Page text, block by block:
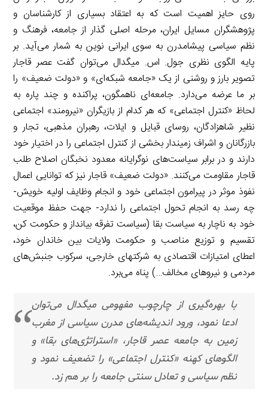
روی حایز اهمیت است که به اعتقاد بسیاری از کارشناسان و
پژوهشگران مسایل ایران، مرحله اصلی گذار از جامعه، فرهنگ و
نظم سیاسی پیشامدرن به سوی ایرانی نوین به شمار می‌آید. بر
پایه الگوی نظری جول. اس. میگدال می‌توان گفت عصر قاجار
تصویر بارز و روشنی از یک «جامعه شبکه‌ای» و «دولت ضعیف» را
بر ما عرضه می‌دارد. جامعه‌ای ناهمگون، پراکنده و چند پاره به
لحاظ «کنترل اجتماعی» که هر کدام از بازیگران «نیرومند» اجتماعی
نظیر شاهزادگان، روسای قبایل و ایلات، رهبران مذهبی، تجار و
بازرگانان و اشراف زمیندار بخشی از کنترل اجتماعی را در اختیار خود
دارند و در برابر سیاست‌های نوگرایانه معدود نخبگان اصلاح طلب
قاجار مقاومت می‌کنند. «دولت ضعیف» قاجار نیز که توانایی اعمال
نفوذ موثر در پیرامون اجتماعی خود و انجام وظایف اولیه خویش-
چه رسد به انجام تحول اجتماعی را ندارد- جهت حفظ موقعیت
خود به ناچار به سیاست بقا (سیاست تفرقه بیانداز و حکومت کن،
تقسیم و توزیع مناصب و حکومت ولایات بین خاندان خود،
اعطای امتیازات اقتصادی به شرکتهای خارجی، سرکوب جنبش‌های
مردمی و نیروهای مخالف…) پناه می‌برد.
با بهره‌گیری از چارچوب مفهومی میگدال می‌توان
ادعا نمود، ورود اندیشه‌های مدرن سیاسی از مغرب
زمین به جامعه عصر قاجار، «استراتژی‌های بقا» و
الگوهای کهنه «کنترل اجتماعی» را تضعیف نمود و
نظم سیاسی و تعادل سنتی جامعه را بر هم زد.